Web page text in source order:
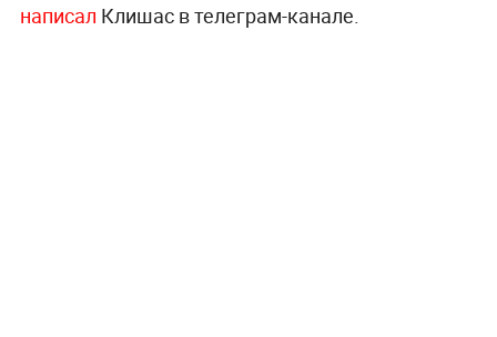
написал Клишас в телеграм-канале.